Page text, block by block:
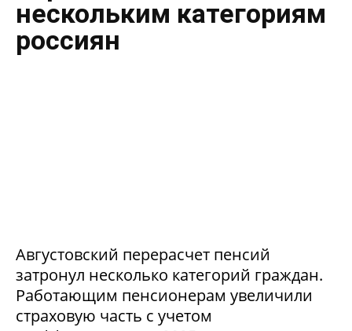
нескольким категориям
россиян
Августовский перерасчет пенсий
затронул несколько категорий граждан.
Работающим пенсионерам увеличили
страховую часть с учетом